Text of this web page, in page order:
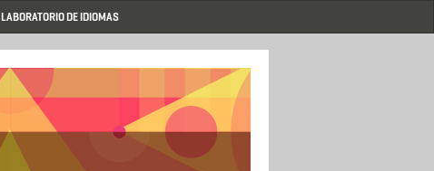
LABORATORIO DE IDIOMAS